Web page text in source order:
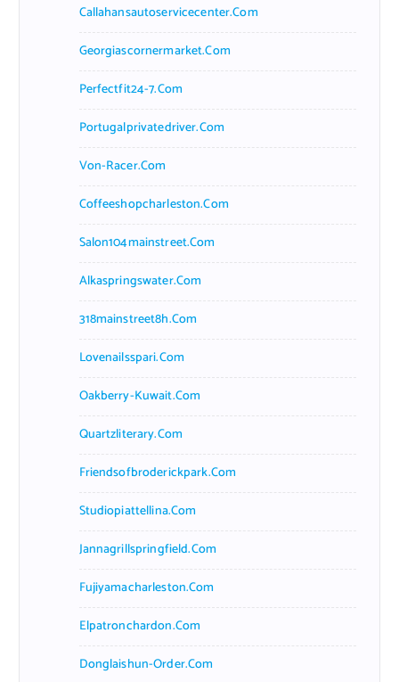
Callahansautoservicecenter.com
Georgiascornermarket.com
Perfectfit24-7.com
Portugalprivatedriver.com
Von-Racer.com
Coffeeshopcharleston.com
Salon104mainstreet.com
Alkaspringswater.com
318mainstreet8h.com
Lovenailsspari.com
Oakberry-Kuwait.com
Quartzliterary.com
Friendsofbroderickpark.com
Studiopiattellina.com
Jannagrillspringfield.com
Fujiyamacharleston.com
Elpatronchardon.com
Donglaishun-Order.com